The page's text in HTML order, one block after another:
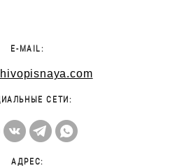
E-MAIL:
СЕТИ:
АДРЕС: